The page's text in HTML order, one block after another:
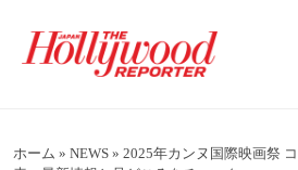
プホーム » NEWS » 2025年カンヌ国際映画祭